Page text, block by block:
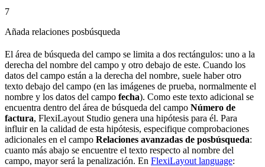
7
Añada relaciones posbúsqueda
El área de búsqueda del campo se limita a dos rectángulos: uno a la
derecha del nombre del campo y otro debajo de este. Cuando los
datos del campo están a la derecha del nombre, suele haber otro
texto debajo del campo (en las imágenes de prueba, normalmente el
nombre y los datos del campo fecha). Como este texto adicional se
encuentra dentro del área de búsqueda del campo Número de
factura, FlexiLayout Studio genera una hipótesis para él. Para
influir en la calidad de esta hipótesis, especifique comprobaciones
adicionales en el campo Relaciones avanzadas de posbúsqueda:
cuanto más abajo se encuentre el texto respecto al nombre del
campo, mayor será la penalización. En FlexiLayout language: